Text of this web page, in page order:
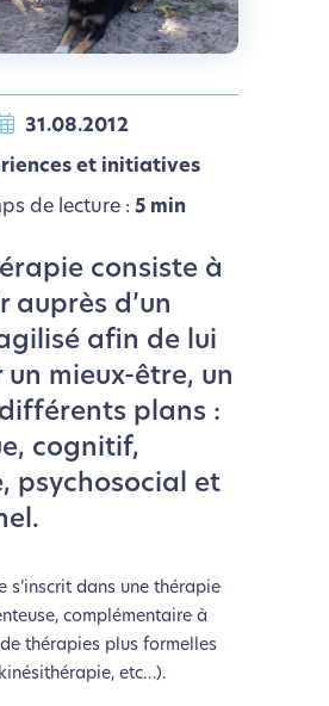
31.08.2012
et initiatives
de lecture : 5 min
consiste à
auprès d’un
afin de lui
mieux-être, un
plans :
cognitif,
psychosocial et
s’inscrit dans une thérapie
complémentaire à
thérapies plus formelles
etc…).